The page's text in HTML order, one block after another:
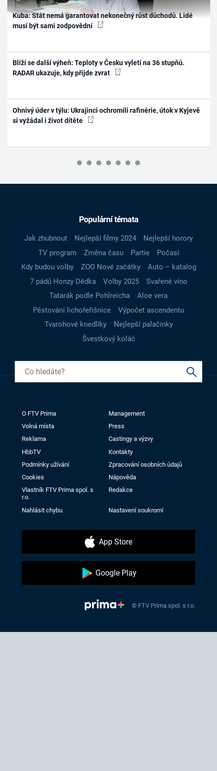
Kuba: Stát nemá garantovat nekonečný růst důchodů. Lidé
musí být sami zodpovědní
Blíží se další výheň: Teploty v Česku vyletí na 36 stupňů.
RADAR ukazuje, kdy přijde zvrat
Ohnivý úder v týlu: Ukrajinci ochromili rafinérie, útok v Kyjevě
si vyžádal i život dítěte
Populární témata
Jak zhubnout Nejlepší filmy 2024
Nejlepší horory
TV program
Změna času Partie
Počasí
Kdy budou volby
ZOO Nové začátky
Auto – katalog
7 pádů Honzy Dědka
Volby 2025
Svařené víno
Tatarák podle Pohlreicha
Aloe vera
Pěstování lichořeřišnice
Výpočet ascendentu
Tvarohové knedlíky
Nejlepší palačinky
Švestkový koláč
O FTV Prima
Management
Volná místa
Press
Reklama
Castingy a výzvy
HbbTV
Kontakty
Podmínky užívání
Zpracování osobních údajů
Cookies
Nápověda
Vlastník FTV Prima spol. s
r.o.
Redakce
Nahlásit chybu Nastavení soukromí
App Store
Google Play
© FTV Prima spol. s r.o.